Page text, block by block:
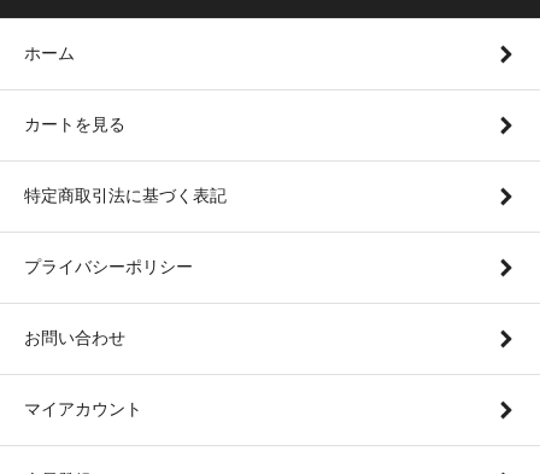
ホーム
カートを見る
特定商取引法に基づく表記
プライバシーポリシー
お問い合わせ
マイアカウント